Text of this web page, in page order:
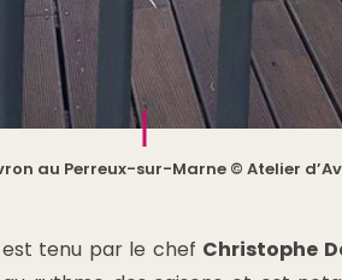
au Perreux-sur-Marne © Atelier
est tenu par le chef Christophe